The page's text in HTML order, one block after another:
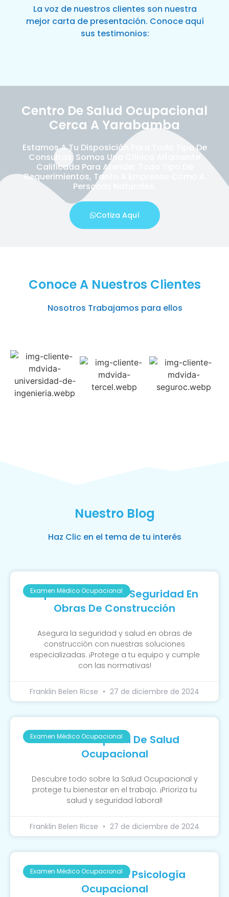
La voz de nuestros clientes son nuestra
mejor carta de presentación. Conoce aquí
sus testimonios:
Centro De Salud Ocupacional
Cerca A Yarabamba
Estamos A Tu Disposición Para Todo Tipo De
Consultas, Somos Una Clínica Altamente
Calificada Para Atender Todo Tipo De
Requerimientos, Tanto A Empresas Como A
Personas Naturales.
Cotiza Aquí
Conoce A Nuestros Clientes
Nosotros Trabajamos para ellos
Nuestro Blog
Haz Clic en el tema de tu interés
Examen Médico Ocupacional
Importancia De La Seguridad En
Obras De Construcción
Asegura la seguridad y salud en obras de
construcción con nuestras soluciones
especializadas. ¡Protege a tu equipo y cumple
con las normativas!
Franklin Belen Ricse 27 de diciembre de 2024
Examen Médico Ocupacional
Guía Completa De Salud
Ocupacional
Descubre todo sobre la Salud Ocupacional y
protege tu bienestar en el trabajo. ¡Prioriza tu
salud y seguridad laboral!
Franklin Belen Ricse 27 de diciembre de 2024
Examen Médico Ocupacional
La Función De La Psicología
Ocupacional